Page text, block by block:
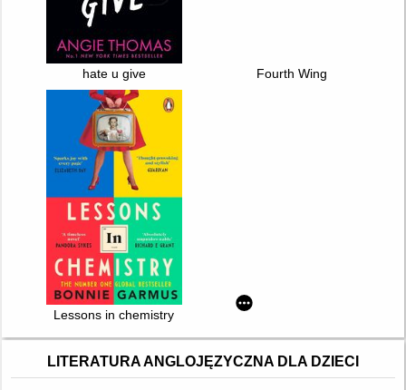
hate u give Fourth Wing
Lessons in chemistry
LITERATURA ANGLOJĘZYCZNA DLA DZIECI